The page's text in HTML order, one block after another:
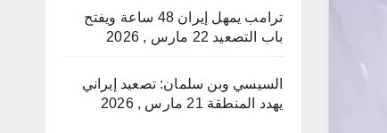
ترامب يمهل إيران 48 ساعة ويفتح
باب التصعيد 22 مارس , 2026
السيسي وبن سلمان: تصعيد إيراني
يهدد المنطقة 21 مارس , 2026